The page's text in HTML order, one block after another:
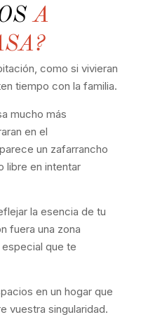
A
como si vivieran
tiempo con la familia.
mucho más
en el
un zafarrancho
libre en intentar
la esencia de tu
fuera una zona
que te
en un hogar que
vuestra singularidad.